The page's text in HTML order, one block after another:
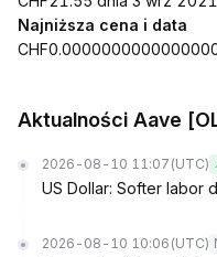
Najniższa cena i data
Aktualności Aave
2026-08-10 11:07 (UTC)
US Dollar: Softer labor
2026-08-10 10:06 (UTC)